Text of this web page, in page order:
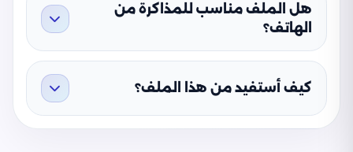
هل الملف مناسب للمذاكرة من
الهاتف؟
كيف أستفيد من هذا الملف؟